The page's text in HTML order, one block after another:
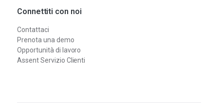
Connettiti con noi
Contattaci
Prenota una demo
Opportunità di lavoro
Assent Servizio Clienti